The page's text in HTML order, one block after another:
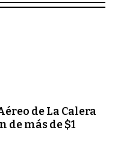
de La Calera
más de $1